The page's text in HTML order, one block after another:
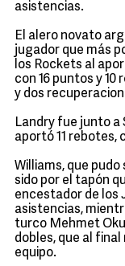
asistencias.
El alero novato
jugador que más
los Rockets al
con 16 puntos y
y dos
Landry fue junto a
aportó 11 rebotes,
Williams, que
sido por el tapón
encestador de los
asistencias,
turco Mehmet
dobles, que al
equipo.